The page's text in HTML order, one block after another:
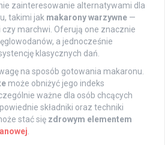
zainteresowanie alternatywami dla
takimi jak makarony warzywne —
czy marchwi. Oferują one znacznie
a jednocześnie
klasycznych dań.
na sposób gotowania makaronu.
może obniżyć jego indeks
ważne dla osób chcących
składniki oraz techniki
stać się zdrowym elementem
.